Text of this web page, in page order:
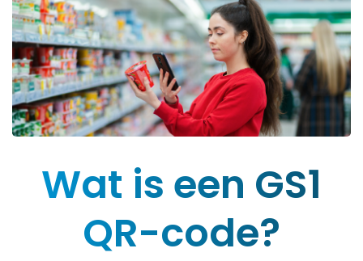
Wat is een GS1
QR-code?